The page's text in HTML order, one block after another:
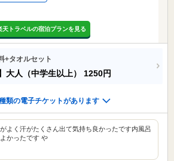
天トラベルの宿泊プランを見る
+タオルセット
大人（中学生以上） 1250円
類の電子チケットがあります
よく汗がたくさん出て気持ち良かったです内風呂
かったです や